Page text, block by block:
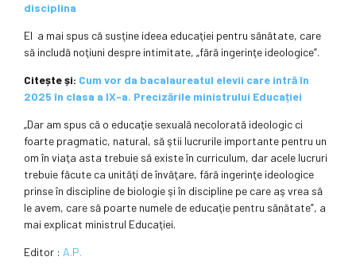
disciplina
El a mai spus că susţine ideea educaţiei pentru sănătate, care
să includă noţiuni despre intimitate, „fără ingerinţe ideologice”.
Citește și: Cum vor da bacalaureatul elevii care intră în
2025 în clasa a IX-a. Precizările ministrului Educației
„Dar am spus că o educaţie sexuală necolorată ideologic ci
foarte pragmatic, natural, să ştii lucrurile importante pentru un
om în viaţa asta trebuie să existe în curriculum, dar acele lucruri
trebuie făcute ca unităţi de învăţare, fără ingerinţe ideologice
prinse în discipline de biologie şi în discipline pe care aş vrea să
le avem, care să poarte numele de educaţie pentru sănătate”, a
mai explicat ministrul Educaţiei.
Editor : A.P.